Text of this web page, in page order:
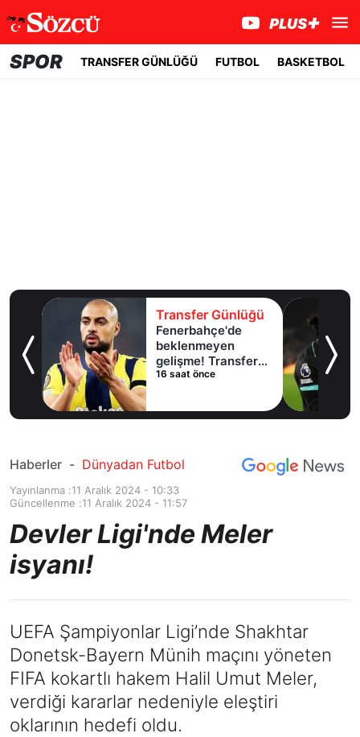
SPOR TRANSFER GÜNLÜĞÜ FUTBOL BASKETBOL
Transfer Günlüğü
Fenerbahçe'de
beklenmeyen
gelişme! Transfer
iptal oldu
16 saat önce
Haberler - Dünyadan Futbol
Yayınlanma :11 Aralık 2024 - 10:33
Güncellenme :11 Aralık 2024 - 11:57
Devler Ligi'nde Meler
isyanı!
UEFA Şampiyonlar Ligi’nde Shakhtar
Donetsk-Bayern Münih maçını yöneten
FIFA kokartlı hakem Halil Umut Meler,
verdiği kararlar nedeniyle eleştiri
oklarının hedefi oldu.